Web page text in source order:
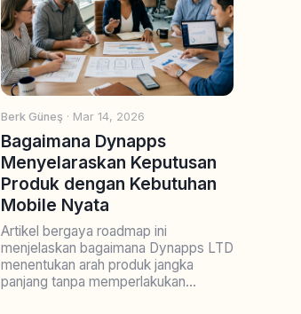
Berk Güneş · Mar 14, 2026
Bagaimana Dynapps
Menyelaraskan Keputusan
Produk dengan Kebutuhan
Mobile Nyata
Artikel bergaya roadmap ini
menjelaskan bagaimana Dynapps LTD
menentukan arah produk jangka
panjang tanpa memperlakukan...